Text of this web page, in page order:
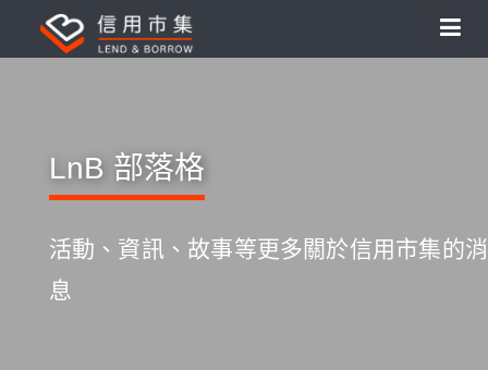
LnB 部落格
活動、資訊、故事等更多關於信用市集的消
息